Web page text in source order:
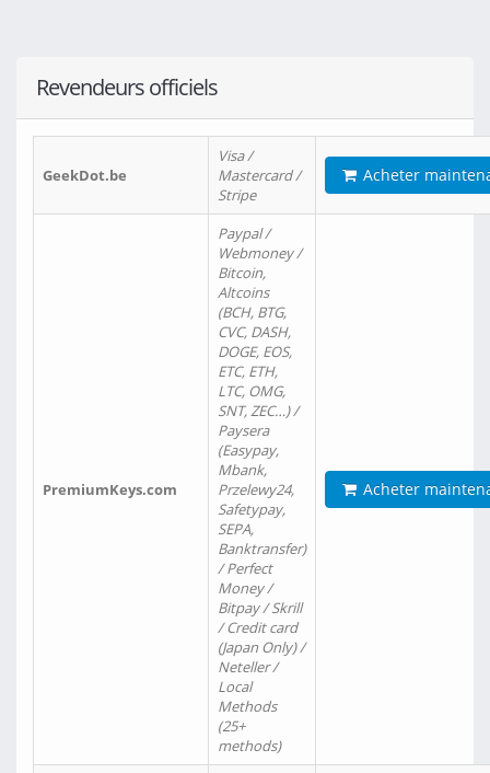
Revendeurs officiels
GeekDot.be
Visa /
Mastercard /
Stripe
Acheter
PremiumKeys.com
Paypal /
Webmoney /
Bitcoin,
Altcoins
(BCH, BTG,
CVC, DASH,
DOGE, EOS,
ETC, ETH,
LTC, OMG,
SNT, ZEC…) /
Paysera
(Easypay,
Mbank,
Przelewy24,
Safetypay,
SEPA,
Banktransfer)
/ Perfect
Money /
Bitpay / Skrill
/ Credit card
(Japan Only) /
Neteller /
Local
Methods
(25+
methods)
Acheter